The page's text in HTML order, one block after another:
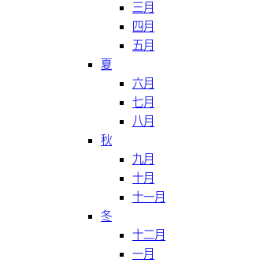
三月
四月
五月
夏
六月
七月
八月
秋
九月
十月
十一月
冬
十二月
一月